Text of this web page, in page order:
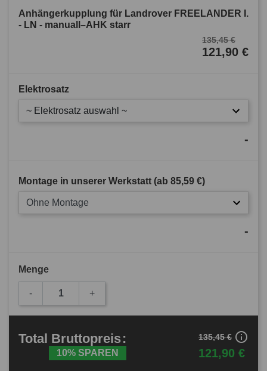
Anhängerkupplung für Landrover FREELANDER I.
- LN - manuall–AHK starr
135,45 €
121,90 €
Elektrosatz
~ Elektrosatz auswahl ~
-
Montage in unserer Werkstatt (ab 85,59 €)
Ohne Montage
-
Menge
- +
Total Bruttopreis:
10% SPAREN 121,90 €
135,45 € info_outline